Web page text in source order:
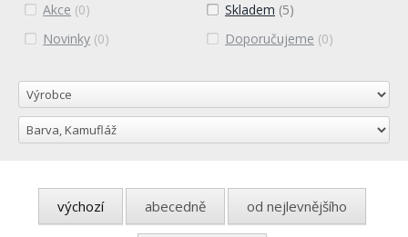
Akce (0) Skladem (5)
Novinky (0) Doporučujeme (0)
výchozí abecedně od nejlevnějšího